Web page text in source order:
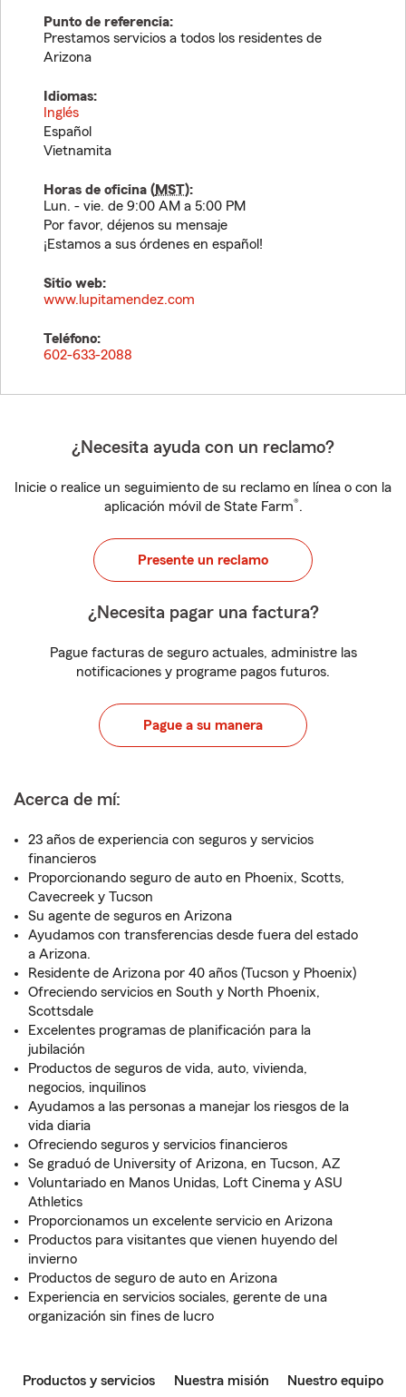
Punto de referencia:
Prestamos servicios a todos los residentes de
Arizona
Idiomas:
Inglés
Español
Vietnamita
Horas de oficina (MST):
Lun. - vie. de 9:00 AM a 5:00 PM
Por favor, déjenos su mensaje
¡Estamos a sus órdenes en español!
Sitio web:
www.lupitamendez.com
Teléfono:
602-633-2088
¿Necesita ayuda con un reclamo?
Inicie o realice un seguimiento de su reclamo en línea o con la
aplicación móvil de State Farm®.
Presente un reclamo
¿Necesita pagar una factura?
Pague facturas de seguro actuales, administre las
notificaciones y programe pagos futuros.
Pague a su manera
Acerca de mí:
23 años de experiencia con seguros y servicios
financieros
Proporcionando seguro de auto en Phoenix, Scotts,
Cavecreek y Tucson
Su agente de seguros en Arizona
Ayudamos con transferencias desde fuera del estado
a Arizona.
Residente de Arizona por 40 años (Tucson y Phoenix)
Ofreciendo servicios en South y North Phoenix,
Scottsdale
Excelentes programas de planificación para la
jubilación
Productos de seguros de vida, auto, vivienda,
negocios, inquilinos
Ayudamos a las personas a manejar los riesgos de la
vida diaria
Ofreciendo seguros y servicios financieros
Se graduó de University of Arizona, en Tucson, AZ
Voluntariado en Manos Unidas, Loft Cinema y ASU
Athletics
Proporcionamos un excelente servicio en Arizona
Productos para visitantes que vienen huyendo del
invierno
Productos de seguro de auto en Arizona
Experiencia en servicios sociales, gerente de una
organización sin fines de lucro
Productos y servicios Nuestra misión Nuestro equipo